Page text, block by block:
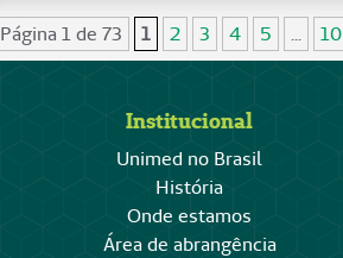
Página 1 de 73 1 2 3 4 5 ... 10
Institucional
Unimed no Brasil
História
Onde estamos
Área de abrangência